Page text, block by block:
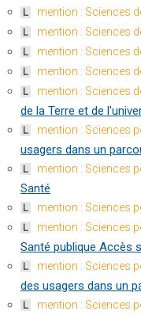
L mention : Sciences
L mention : Sciences
L mention : Sciences
L mention : Sciences
L mention : Sciences
de la Terre et de
L mention : Sciences
usagers dans un
L mention : Sciences
Santé
L mention : Sciences
L mention : Sciences
Santé publique Accès
L mention : Sciences
des usagers dans un
L mention : Sciences